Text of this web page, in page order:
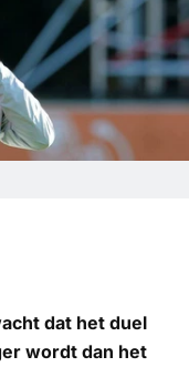
dat het duel
wordt dan het